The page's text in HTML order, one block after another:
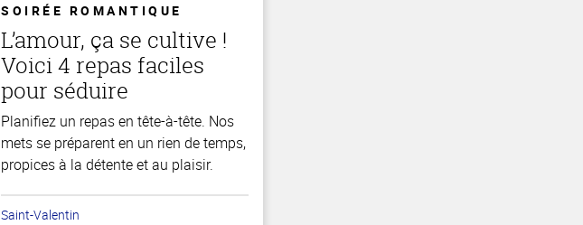
SOIRÉE ROMANTIQUE
L’amour, ça se cultive !
Voici 4 repas faciles
pour séduire
Planifiez un repas en tête-à-tête. Nos
mets se préparent en un rien de temps,
propices à la détente et au plaisir.
Saint-Valentin